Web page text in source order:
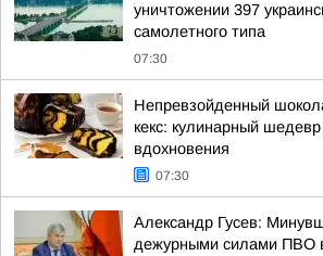
уничтожении 397
самолетного типа
07:30
Непревзойденный
кекс: кулинарный
вдохновения
07:30
Александр Гусев:
дежурными силами ПВО